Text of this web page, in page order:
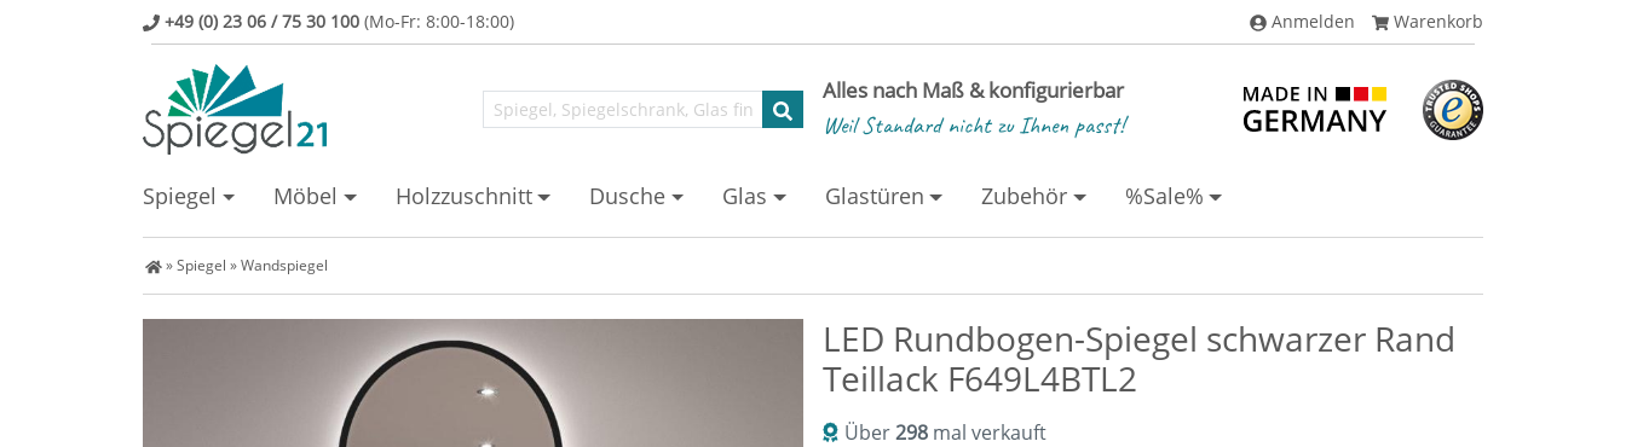
+49 (0) 23 06 / 75 30 100 (Mo-Fr: 8:00-18:00) Anmelden Warenkorb
Alles nach Maß & konfigurierbar
Weil Standard nicht zu Ihnen passt!
Spiegel Möbel Holzzuschnitt Dusche Glas Glastüren Zubehör %Sale%
Spiegel Shop
»Spiegel »Wandspiegel
LED Rundbogen-Spiegel schwarzer Rand
Teillack F649L4BTL2
Über298 mal verkauft